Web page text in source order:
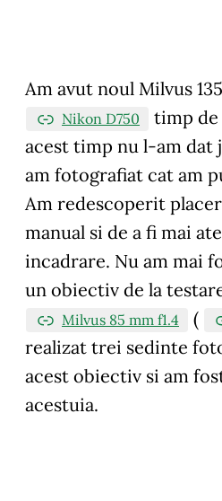
Am avut noul Milvus
Nikon D750
timp
acest timp nu l-am dat
am fotografiat cat am
Am redescoperit
manual si de a fi mai
incadrare. Nu am mai
un obiectiv de la
Milvus 85 mm f1.4 (
realizat trei sedinte
acest obiectiv si am
acestuia.